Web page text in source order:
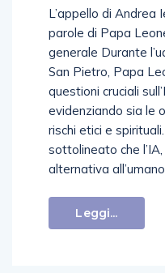
L’appello di Andrea
parole di Papa
generale Durante
San Pietro, Papa
questioni cruciali
evidenziando sia le
rischi etici e
sottolineato che
alternativa
Leggi...